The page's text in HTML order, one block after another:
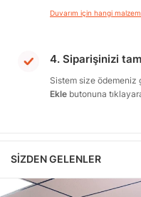
Duvarım için hangi
4. Siparişinizi
Sistem size ödemeniz
Ekle butonuna
SIZDEN GELENLER